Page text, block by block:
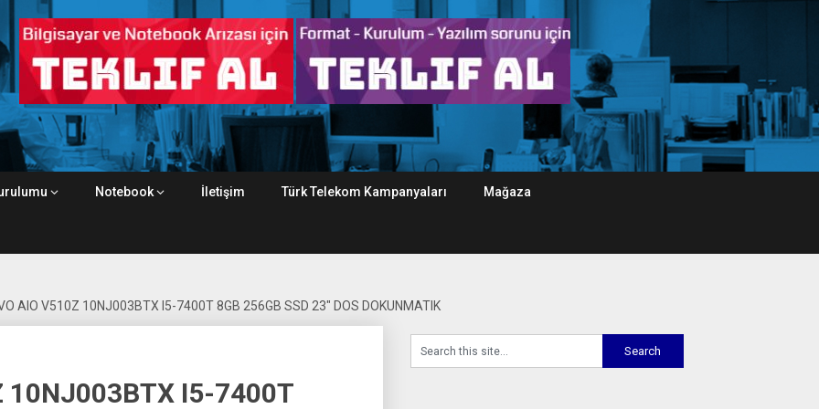
Notebook İletişim Türk Telekom Kampanyaları Mağaza
AIO V510Z 10NJ003BTX I5-7400T 8GB 256GB SSD 23″ DOS DOKUNMATIK
10NJ003BTX I5-7400T